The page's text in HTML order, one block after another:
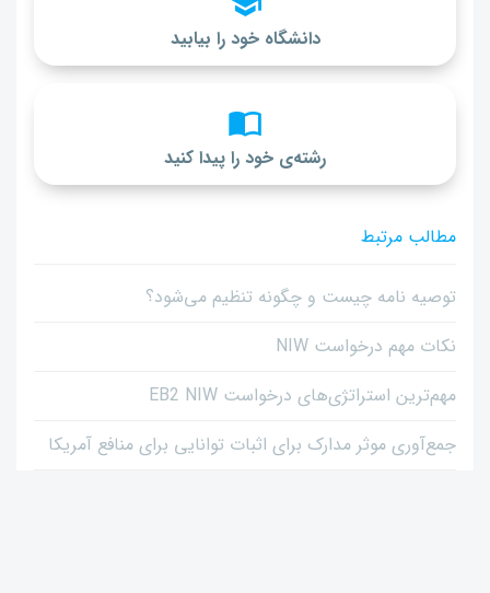
دانشگاه خود را بیابید
رشته‌ی خود را پیدا کنید
مطالب مرتبط
توصیه نامه چیست و چگونه تنظیم می‌شود؟
نکات مهم درخواست NIW
مهم‌ترین استراتژی‌های درخواست EB2 NIW
جمع‌آوری موثر مدارک برای اثبات توانایی برای منافع آمریکا